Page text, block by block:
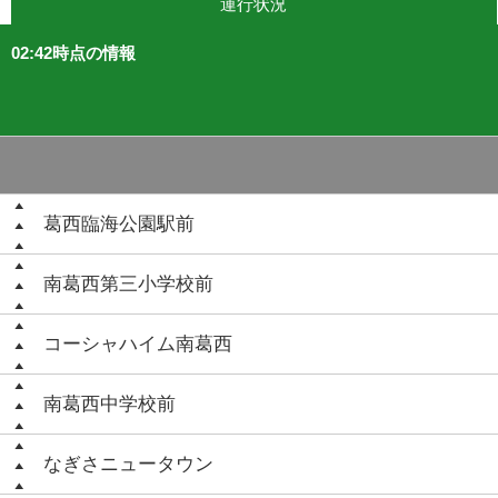
運行状況
02:42時点の情報
葛西臨海公園駅前
南葛西第三小学校前
コーシャハイム南葛西
南葛西中学校前
なぎさニュータウン